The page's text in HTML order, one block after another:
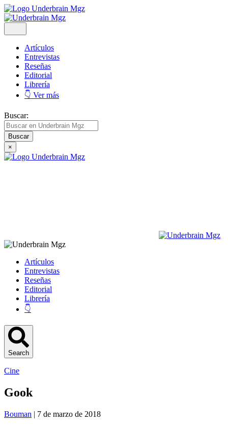
Artículos
Entrevistas
Reseñas
Editorial
Librería
👇 Ver más
Buscar:
×
Artículos
Entrevistas
Reseñas
Editorial
Librería
👇
Search
Cine
Gook
Bouman | 7 de marzo de 2018